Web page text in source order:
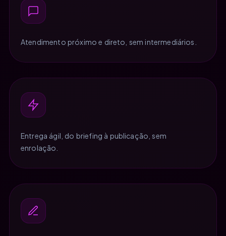
Atendimento próximo e direto, sem intermediários.
Entrega ágil, do briefing à publicação, sem
enrolação.